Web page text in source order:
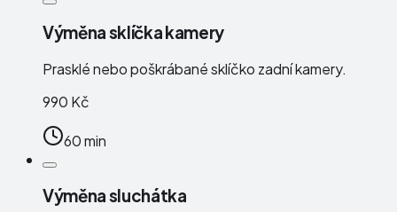
Výměna sklíčka kamery
Prasklé nebo poškrábané sklíčko zadní kamery.
990 Kč
60 min
Výměna sluchátka